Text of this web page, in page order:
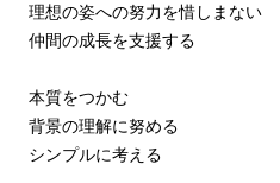
理想の姿への努力を惜しまない
仲間の成長を支援する
本質をつかむ
背景の理解に努める
シンプルに考える